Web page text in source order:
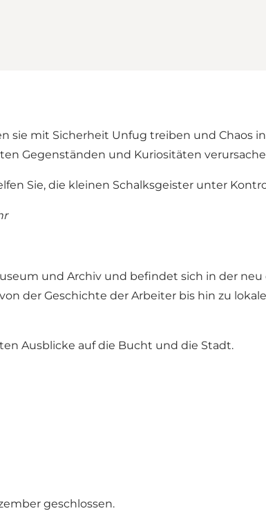
sie mit Sicherheit Unfug treiben und Chaos
Gegenständen und Kuriositäten
Sie, die kleinen Schalksgeister unter
und Archiv und befindet sich in der
der Geschichte der Arbeiter bis hin zu
Ausblicke auf die Bucht und die Stadt.
geschlossen.